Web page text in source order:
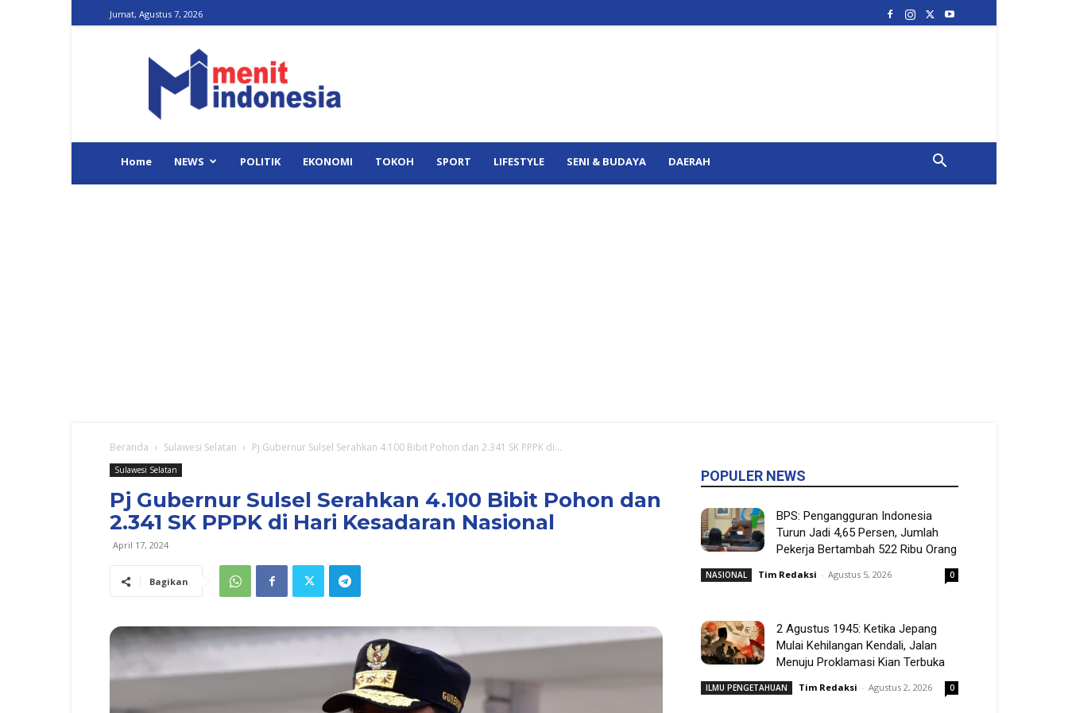
Jumat, Agustus 7, 2026
Indonesia
Home NEWS POLITIK EKONOMI TOKOH SPORT LIFESTYLE SENI & BUDAYA DAERAH
Beranda Sulawesi Selatan Pj Gubernur Sulsel Serahkan 4.100 Bibit Pohon dan 2.341 SK PPPK di...
Sulawesi Selatan
Pj Gubernur Sulsel Serahkan 4.100 Bibit Pohon dan
2.341 SK PPPK di Hari Kesadaran Nasional
April 17, 2024
Bagikan
POPULER NEWS
BPS: Pengangguran Indonesia
Turun Jadi 4,65 Persen, Jumlah
Pekerja Bertambah 522 Ribu Orang
NASIONAL Tim Redaksi - Agustus 5, 2026 0
2 Agustus 1945: Ketika Jepang
Mulai Kehilangan Kendali, Jalan
Menuju Proklamasi Kian Terbuka
ILMU PENGETAHUAN Tim Redaksi - Agustus 2, 2026 0